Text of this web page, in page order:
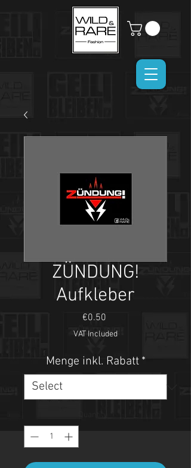
ZÜNDUNG!
Aufkleber
€0.50Price
VAT Included
Menge inkl. Rabatt *